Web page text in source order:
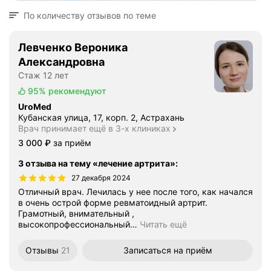
По количеству отзывов по теме
Левченко Вероника
Александровна
Стаж 12 лет
95% рекомендуют
UroMed
Кубанская улица, 17, корп. 2, Астрахань
Врач принимает ещё в 3-х клиниках
Цена
3000
3 000 ₽ за приём
3 отзыва на тему «лечение артрита»:
27 декабря 2024
Отличный врач. Лечилась у нее после того, как начался
в очень острой форме ревматоидный артрит.
Грамотный, внимательный ,
высокопрофессиональный… Читать ещё
Отзывы 21 Записаться на приём